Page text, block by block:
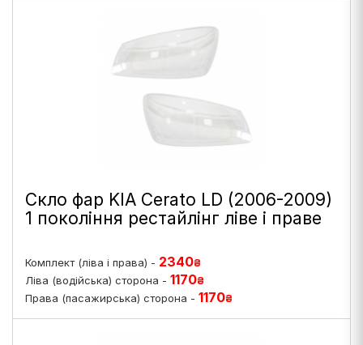
Скло фар KIA Cerato LD (2006-2009)
1 покоління рестайлінг ліве і праве
Комплект (ліва і права) - 2340₴
Ліва (водійська) сторона - 1170₴
Права (пасажирська) сторона - 1170₴